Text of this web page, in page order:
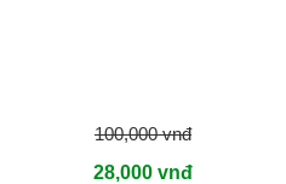
100,000 vnđ
28,000 vnđ